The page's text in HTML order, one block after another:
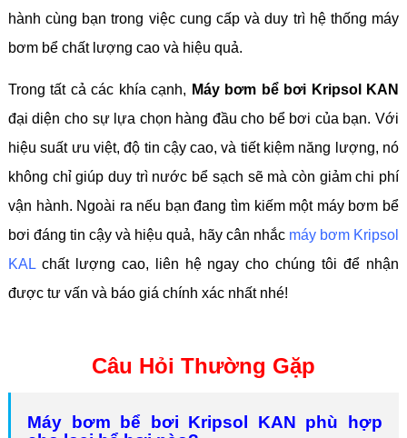
hành cùng bạn trong việc cung cấp và duy trì hệ thống máy
bơm bể chất lượng cao và hiệu quả.
Trong tất cả các khía cạnh, Máy bơm bể bơi Kripsol KAN
đại diện cho sự lựa chọn hàng đầu cho bể bơi của bạn. Với
hiệu suất ưu việt, độ tin cậy cao, và tiết kiệm năng lượng, nó
không chỉ giúp duy trì nước bể sạch sẽ mà còn giảm chi phí
vận hành. Ngoài ra nếu bạn đang tìm kiếm một máy bơm bể
bơi đáng tin cậy và hiệu quả, hãy cân nhắc máy bơm Kripsol
KALchất lượng cao, liên hệ ngay cho chúng tôi để nhận
được tư vấn và báo giá chính xác nhất nhé!
Câu Hỏi Thường Gặp
Máy bơm bể bơi Kripsol KAN phù hợp